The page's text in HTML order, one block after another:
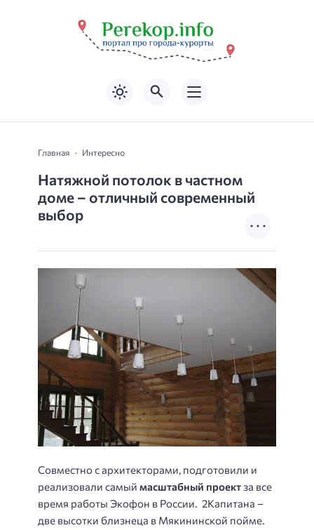
Главная Интересно
Натяжной потолок в частном
доме – отличный современный
выбор
Совместно с архитекторами, подготовили и
реализовали самый масштабный проектза все
время работы Экофон в России. 2Капитана –
две высотки близнеца в Мякининской пойме.